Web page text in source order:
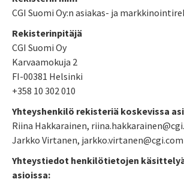
CGI Suomi Oy:n asiakas- ja
Rekisterinpitäjä
CGI Suomi Oy
Karvaamokuja 2
FI-00381 Helsinki
+358 10 302 010
Yhteyshenkilö rekisteriä koskevissa
Riina Hakkarainen,
Jarkko Virtanen, jarkko.virtanen@cgi.com
Yhteystiedot henkilötietojen
asioissa: